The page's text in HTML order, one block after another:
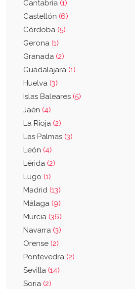
Cantabria (1)
Castellón (6)
Córdoba (5)
Gerona (1)
Granada (2)
Guadalajara (1)
Huelva (3)
Islas Baleares (5)
Jaén (4)
La Rioja (2)
Las Palmas (3)
León (4)
Lérida (2)
Lugo (1)
Madrid (13)
Málaga (9)
Murcia (36)
Navarra (3)
Orense (2)
Pontevedra (2)
Sevilla (14)
Soria (2)